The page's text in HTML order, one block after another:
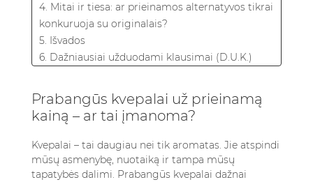
4. Mitai ir tiesa: ar prieinamos alternatyvos tikrai
konkuruoja su originalais?
5. Išvados
6. Dažniausiai užduodami klausimai (D.U.K.)
prabangių kvepalų ir jų prieinamų analogų?
6.2. Kiek ilgai išlieka prieinami kvepalai,
palyginti su prabangiais prekės ženklais?
6.3. Ar "analoginiai" kvepalai yra legalūs ir
saugūs naudoti?
6.4. Kur galiu įsigyti kokybiškų, prieinamų
Prabangūs kvepalai už prieinamą
kainą – ar tai įmanoma?
Kvepalai – tai daugiau nei tik aromatas. Jie atspindi
mūsų asmenybę, nuotaiką ir tampa mūsų
tapatybės dalimi. Prabangūs kvepalai dažnai